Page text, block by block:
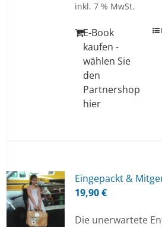
inkl. 7 % MwSt.
E-Book
kaufen -
wählen Sie
den
Partnershop
hier
Ein­ge­packt &
19,90€
Die unerwartete